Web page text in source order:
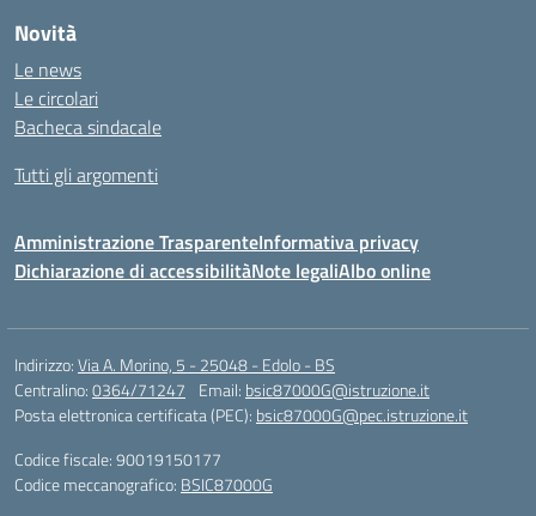
Novità
Le news
Le circolari
Bacheca sindacale
Tutti gli argomenti
Amministrazione TrasparenteInformativa privacy
Dichiarazione di accessibilitàNote legaliAlbo online
Indirizzo:Via A. Morino, 5 - 25048 - Edolo - BS
Centralino:0364/71247 Email: bsic87000G@istruzione.it
Posta elettronica certificata (PEC): bsic87000G@pec.istruzione.it
Codice fiscale: 90019150177
Codice meccanografico: BSIC87000G